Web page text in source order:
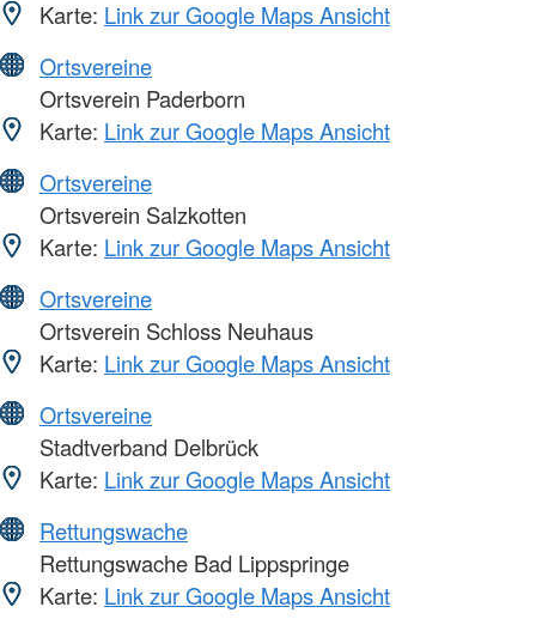
Karte: Link zur Google Maps Ansicht
Ortsvereine
Ortsverein Paderborn
Karte: Link zur Google Maps Ansicht
Ortsvereine
Ortsverein Salzkotten
Karte: Link zur Google Maps Ansicht
Ortsvereine
Ortsverein Schloss Neuhaus
Karte: Link zur Google Maps Ansicht
Ortsvereine
Stadtverband Delbrück
Karte: Link zur Google Maps Ansicht
Rettungswache
Rettungswache Bad Lippspringe
Karte: Link zur Google Maps Ansicht